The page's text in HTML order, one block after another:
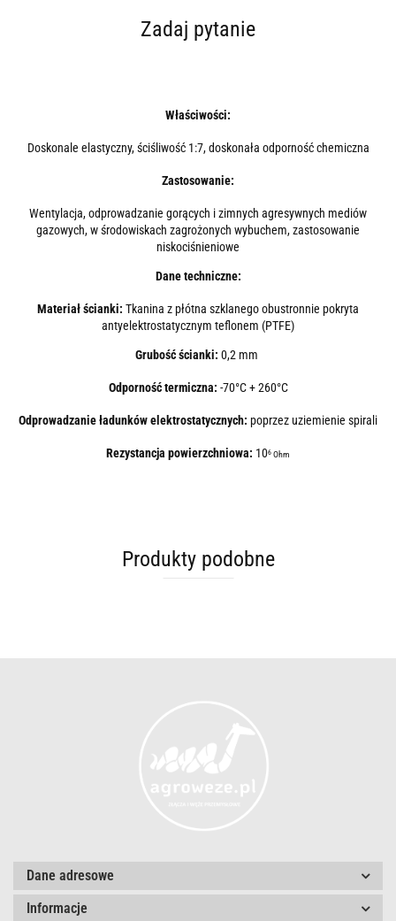
Zadaj pytanie
Właściwości:
Doskonale elastyczny, ściśliwość 1:7, doskonała odporność chemiczna
Zastosowanie:
Wentylacja, odprowadzanie gorących i zimnych agresywnych mediów
gazowych, w środowiskach zagrożonych wybuchem, zastosowanie
niskociśnieniowe
Dane techniczne:
Materiał ścianki: Tkanina z płótna szklanego obustronnie pokryta
antyelektrostatycznym teflonem (PTFE)
Grubość ścianki: 0,2 mm
Odporność termiczna: -70°C + 260°C
Odprowadzanie ładunków elektrostatycznych: poprzez uziemienie spirali
Rezystancja powierzchniowa: 106 Ohm
Produkty podobne
Dane adresowe
Informacje